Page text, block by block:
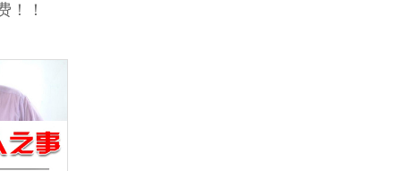
！！